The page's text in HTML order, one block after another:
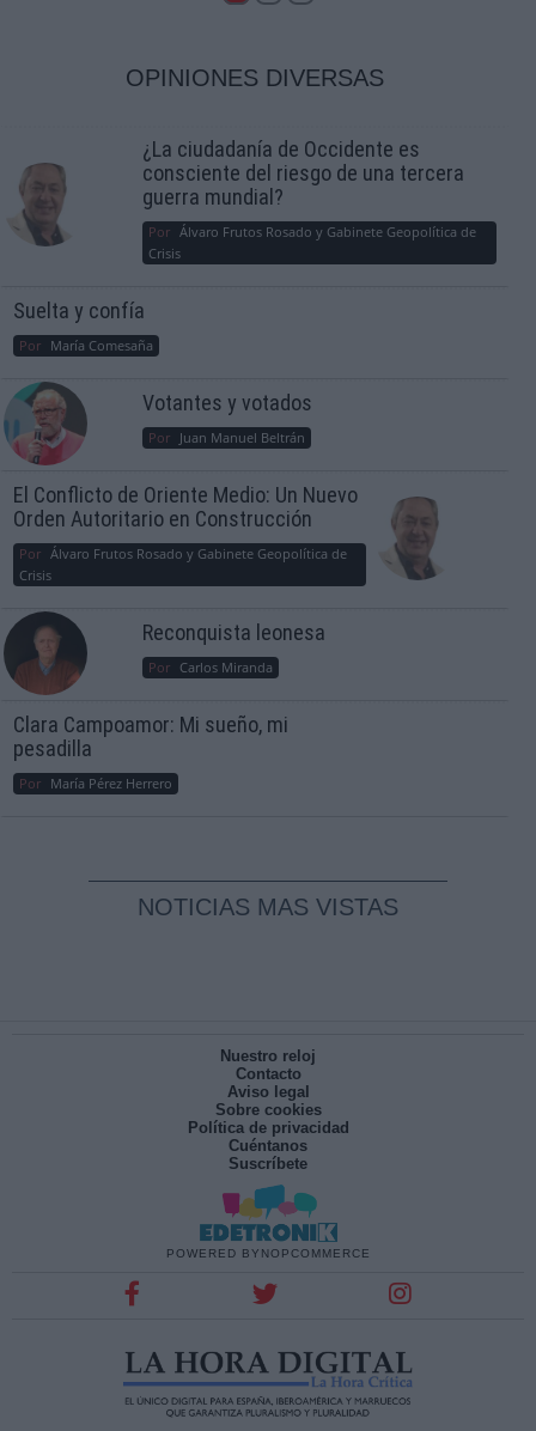
OPINIONES DIVERSAS
¿La ciudadanía de Occidente es
consciente del riesgo de una tercera
guerra mundial?
Por Álvaro Frutos Rosado y Gabinete Geopolítica de
Crisis
Suelta y confía
Por María Comesaña
Votantes y votados
Por Juan Manuel Beltrán
El Conflicto de Oriente Medio: Un Nuevo
Orden Autoritario en Construcción
Por Álvaro Frutos Rosado y Gabinete Geopolítica de
Crisis
Reconquista leonesa
Por Carlos Miranda
Clara Campoamor: Mi sueño, mi
pesadilla
Por María Pérez Herrero
NOTICIAS MAS VISTAS
Nuestro reloj
Contacto
Aviso legal
Sobre cookies
Política de privacidad
Cuéntanos
Suscríbete
POWERED BY NOPCOMMERCE